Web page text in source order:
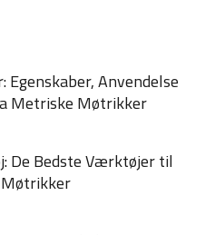
Egenskaber, Anvendelse
Metriske Møtrikker
De Bedste Værktøjer til